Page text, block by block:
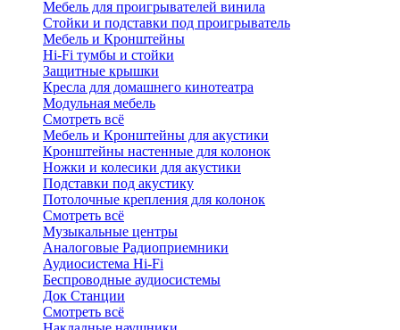
Мебель для проигрывателей винила
Стойки и подставки под проигрыватель
Мебель и Кронштейны
Hi-Fi тумбы и стойки
Защитные крышки
Кресла для домашнего кинотеатра
Модульная мебель
Смотреть всё
Мебель и Кронштейны для акустики
Кронштейны настенные для колонок
Ножки и колесики для акустики
Подставки под акустику
Потолочные крепления для колонок
Смотреть всё
Музыкальные центры
Аналоговые Радиоприемники
Аудиосистема Hi-Fi
Беспроводные аудиосистемы
Док Станции
Смотреть всё